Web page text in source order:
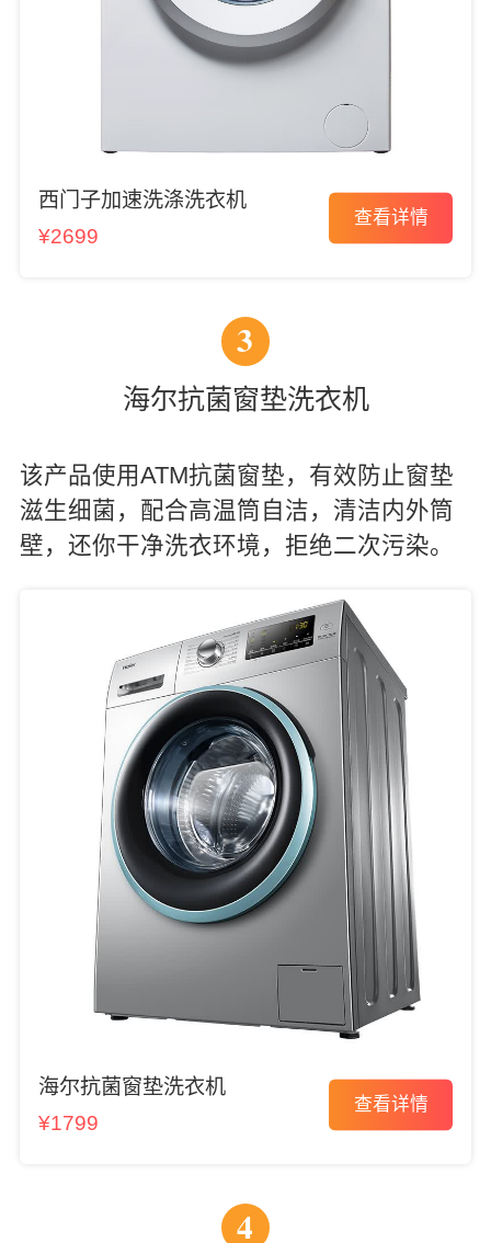
西门子加速洗涤洗衣机
¥2699
查看详情
3
海尔抗菌窗垫洗衣机
该产品使用ATM抗菌窗垫，有效防止窗垫
滋生细菌，配合高温筒自洁，清洁内外筒
壁，还你干净洗衣环境，拒绝二次污染。
海尔抗菌窗垫洗衣机
¥1799
查看详情
4